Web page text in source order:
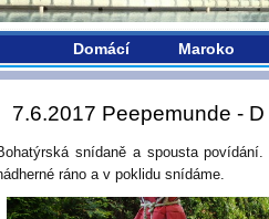
Domácí Maroko
7.6.2017 Peepemunde - D
snídaně a spousta
ráno a v poklidu snídáme.